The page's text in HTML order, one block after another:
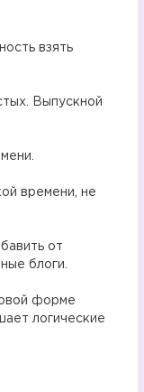
взять
Выпускной
времени, не
от
блоги.
форме
логические